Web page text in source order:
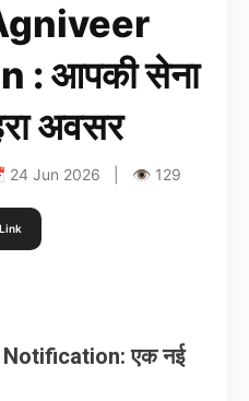
: आपकी सेना
अवसर
24 Jun 2026 | 👁 129
एक नई